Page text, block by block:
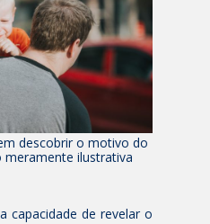
descobrir o motivo do
ilustrativa
capacidade de revelar o